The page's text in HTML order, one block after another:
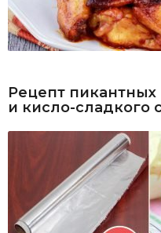
Рецепт
и кисло-сладкого